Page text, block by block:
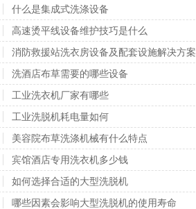
什么是集成式洗涤设备
高速烫平线设备维护技巧是什么
消防救援站洗衣房设备及配套设施解决方案
洗酒店布草需要的哪些设备
工业洗衣机厂家有哪些
工业洗脱机耗电量如何
美容院布草洗涤机械有什么特点
宾馆酒店专用洗衣机多少钱
如何选择合适的大型洗脱机
哪些因素会影响大型洗脱机的使用寿命